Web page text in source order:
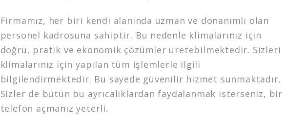
Firmamız, her biri kendi alanında uzman ve donanımlı olan
personel kadrosuna sahiptir. Bu nedenle klimalarınız için
doğru, pratik ve ekonomik çözümler üretebilmektedir. Sizleri
klimalarınız için yapılan tüm işlemlerle ilgili
bilgilendirmektedir. Bu sayede güvenilir hizmet sunmaktadır.
Sizler de bütün bu ayrıcalıklardan faydalanmak isterseniz, bir
telefon açmanız yeterli.